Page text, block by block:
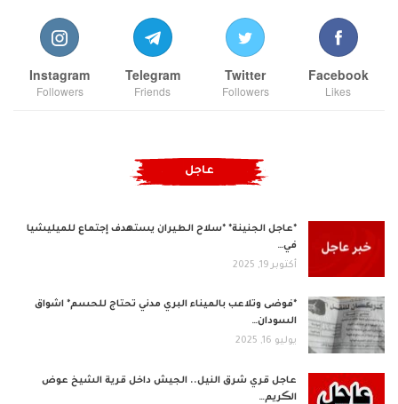
Facebook
Likes
Twitter
Followers
Telegram
Friends
Instagram
Followers
عاجل
*عاجل الجنينة* *سلاح الطيران يستهدف إجتماع للميليشيا
في…
أكتوبر 19, 2025
*فوضى وتلاعب بالميناء البري مدني تحتاج للحسم* اشواق
السودان…
يوليو 16, 2025
عاجل قري شرق النيل.. الجيش داخل قرية الشيخ عوض
الڪريم…